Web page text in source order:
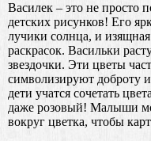
Василек – это не просто
детских рисунков! Его
лучики солнца, и
раскрасок. Васильки
звездочки. Эти цветы
символизируют доброту
дети учатся сочетать
даже розовый! Малыши
вокруг цветка, чтобы